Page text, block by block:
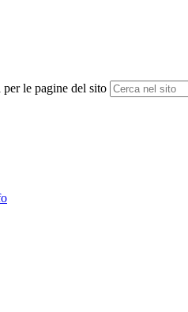
le pagine del sito